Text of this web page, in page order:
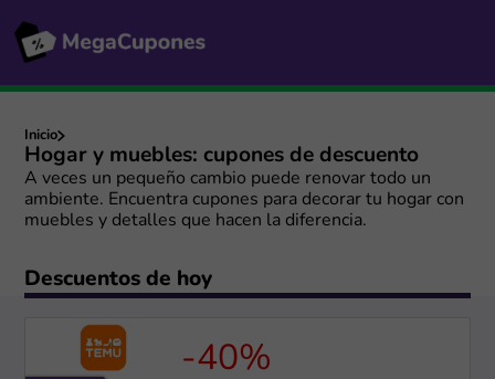
Inicio
Hogar y muebles: cupones de descuento
A veces un pequeño cambio puede renovar todo un
ambiente. Encuentra cupones para decorar tu hogar con
muebles y detalles que hacen la diferencia.
Descuentos de hoy
-40%